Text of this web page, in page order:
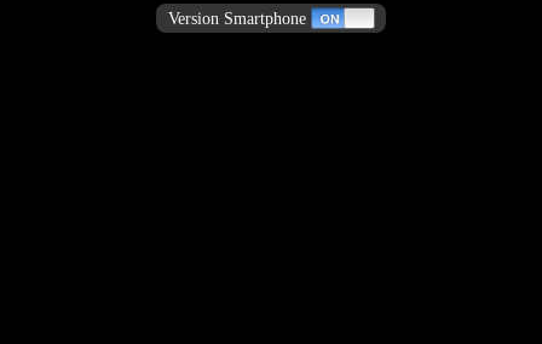
Version Smartphone